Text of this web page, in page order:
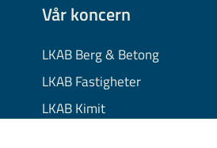
Vår koncern
LKAB Berg & Betong
LKAB Fastigheter
LKAB Kimit